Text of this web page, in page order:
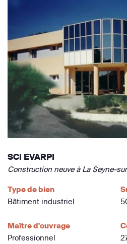
SCI EVARPI
Construction neuve à La Seyne-
Type de bien
Bâtiment industriel
Maître d'ouvrage
Professionnel